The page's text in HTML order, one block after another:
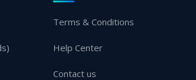
Terms & Conditions
Help Center
Contact us